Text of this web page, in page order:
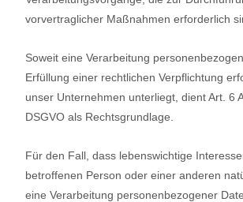
vorvertraglicher Maßnahmen erforderlich
Soweit eine Verarbeitung
Erfüllung einer rechtlichen Verpflichtung
unser Unternehmen unterliegt, dient Art. 6
DSGVO als Rechtsgrundlage.
Für den Fall, dass lebenswichtige
betroffenen Person oder einer anderen
eine Verarbeitung personenbezogener